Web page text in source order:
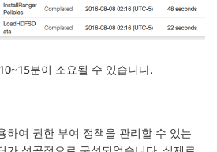
분이 소요될 수 있습니다.
하여 권한 부여 정책을 관리할 수 있는